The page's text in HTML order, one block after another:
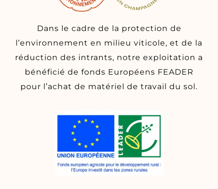
Dans le cadre de la protection de
l’environnement en milieu viticole, et de la
réduction des intrants, notre exploitation a
bénéficié de fonds Européens FEADER
pour l’achat de matériel de travail du sol.